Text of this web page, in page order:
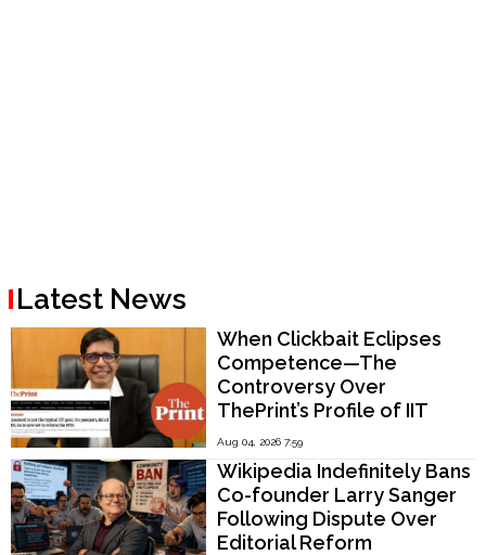
Latest News
When Clickbait Eclipses
Competence—The
Controversy Over
ThePrint’s Profile of IIT
Madras Director V.
Kamakoti
Aug 04, 2026 7:59
Wikipedia Indefinitely Bans
Co-founder Larry Sanger
Following Dispute Over
Editorial Reform